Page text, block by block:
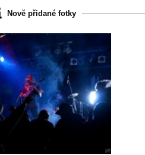
Nově přidané fotky